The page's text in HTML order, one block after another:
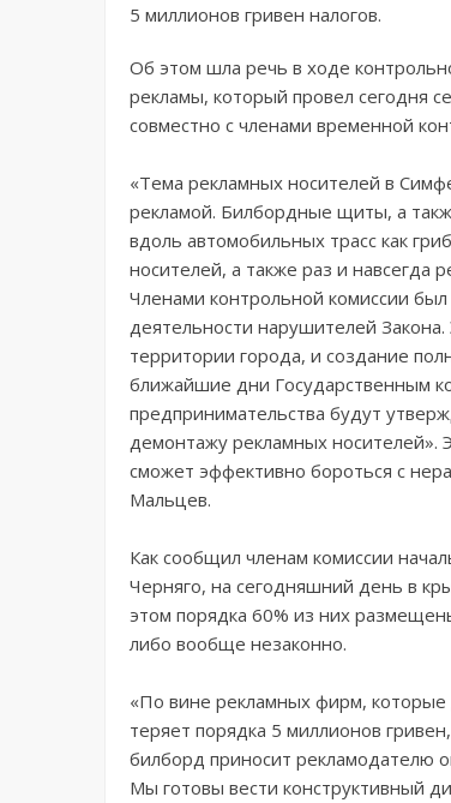
5 миллионов гривен налогов.
Об этом шла речь в ходе
рекламы, который провел сегодня
совместно с членами временной
«Тема рекламных носителей в
рекламой. Билбордные щиты, а
вдоль автомобильных трасс как
носителей, а также раз и
Членами контрольной комиссии
деятельности нарушителей
территории города, и создание
ближайшие дни Государственным
предпринимательства будут
демонтажу рекламных носителей».
сможет эффективно бороться с
Мальцев.
Как сообщил членам комиссии
Черняго, на сегодняшний день в
этом порядка 60% из них
либо вообще незаконно.
«По вине рекламных фирм,
теряет порядка 5 миллионов
билборд приносит рекламодателю
Мы готовы вести конструктивный